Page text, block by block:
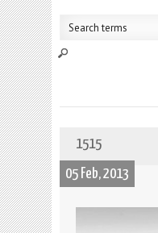
1515
05 Feb, 2013